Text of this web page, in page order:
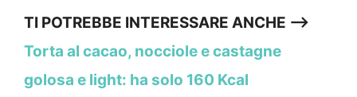
TI POTREBBE INTERESSARE ANCHE –>
Torta al cacao, nocciole e castagne
golosa e light: ha solo 160 Kcal